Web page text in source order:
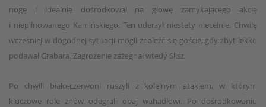
nogę i idealnie dośrodkował na głowę zamykającego akcję
i niepilnowanego Kamińskiego. Ten uderzył niestety niecelnie. Chwilę
wcześniej w dogodnej sytuacji mogli znaleźć się goście, gdy zbyt lekko
podawał Grabara. Zagrożenie zażegnał wtedy Slisz.
Po chwili biało-czerwoni ruszyli z kolejnym atakiem, w którym
kluczowe role znów odegrali obaj wahadłowi. Po dośrodkowaniu